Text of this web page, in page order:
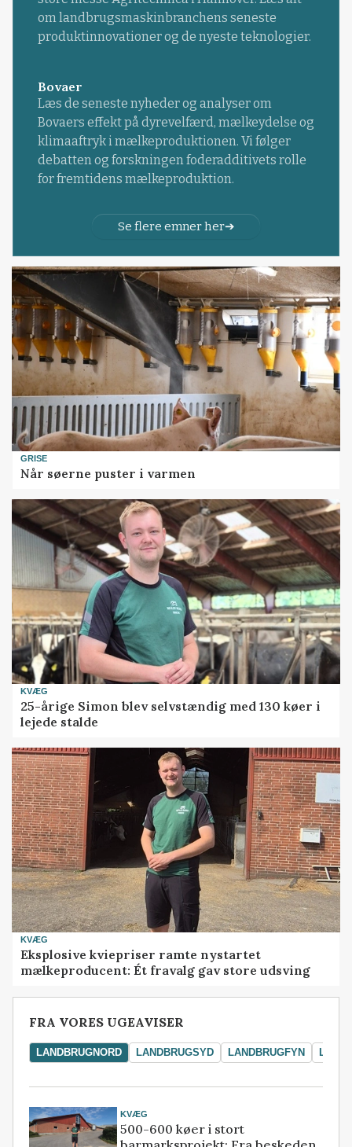
om landbrugsmaskinbranchens seneste
produktinnovationer og de nyeste teknologier.
Bovaer
Læs de seneste nyheder og analyser om
Bovaers effekt på dyrevelfærd, mælkeydelse og
klimaaftryk i mælkeproduktionen. Vi følger
debatten og forskningen foderadditivets rolle
for fremtidens mælkeproduktion.
Se flere emner her
GRISE
Når søerne puster i varmen
KVÆG
25-årige Simon blev selvstændig med 130 køer i
lejede stalde
KVÆG
Eksplosive kviepriser ramte nystartet
mælkeproducent: Ét fravalg gav store udsving
FRA VORES UGEAVISER
LANDBRUGNORD LANDBRUGSYD LANDBRUGFYN
KVÆG
500-600 køer i stort